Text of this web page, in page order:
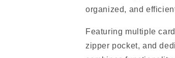
organized, and
Featuring multiple
zipper pocket, and